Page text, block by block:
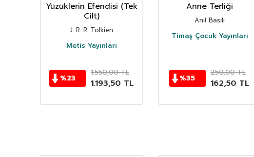
Yüzüklerin Efendisi (Tek
Cilt)
J. R. R. Tolkien
Metis Yayınları
%23
1.550,00TL
1.193,50 TL
Anne Terliği
Anıl Basılı
Timaş Çocuk Yayınları
%35
250,00TL
162,50 TL